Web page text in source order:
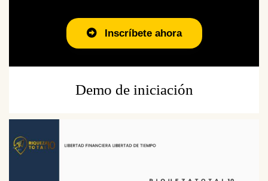
Inscríbete ahora
Demo de iniciación